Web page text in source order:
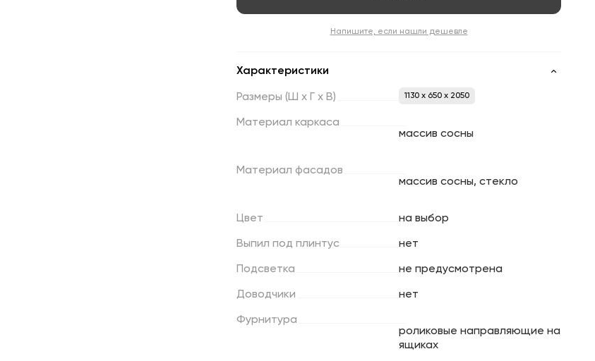
Напишите, если нашли дешевле
Характеристики
Размеры (Ш х Г х В) 1130 x 650 x 2050
Материал каркаса
массив сосны
Материал фасадов
массив сосны, стекло
Цвет на выбор
Выпил под плинтус нет
Подсветка не предусмотрена
Доводчики нет
Фурнитура
роликовые направляющие на
ящиках